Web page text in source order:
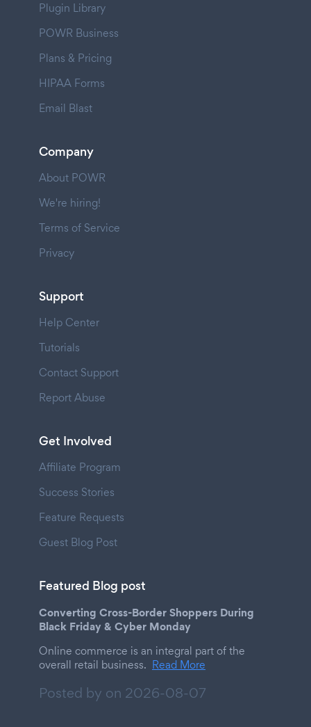
Plugin Library
POWR Business
Plans & Pricing
HIPAA Forms
Email Blast
Company
About POWR
We're hiring!
Terms of Service
Privacy
Support
Help Center
Tutorials
Contact Support
Report Abuse
Get Involved
Affiliate Program
Success Stories
Feature Requests
Guest Blog Post
Featured Blog post
Converting Cross-Border Shoppers During
Black Friday & Cyber Monday
Online commerce is an integral part of the
overall retail business. Read More
Posted by on 2026-08-07